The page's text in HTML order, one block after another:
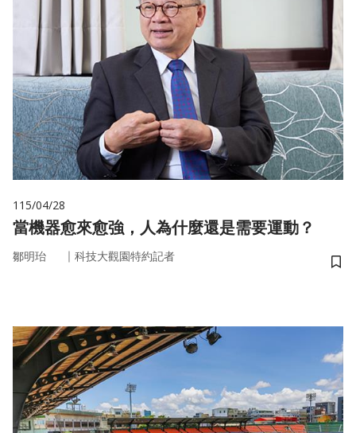
115/04/28
當機器愈來愈強，人為什麼還是需要運動？
鄒明珆 ｜ 科技大觀園特約記者
儲